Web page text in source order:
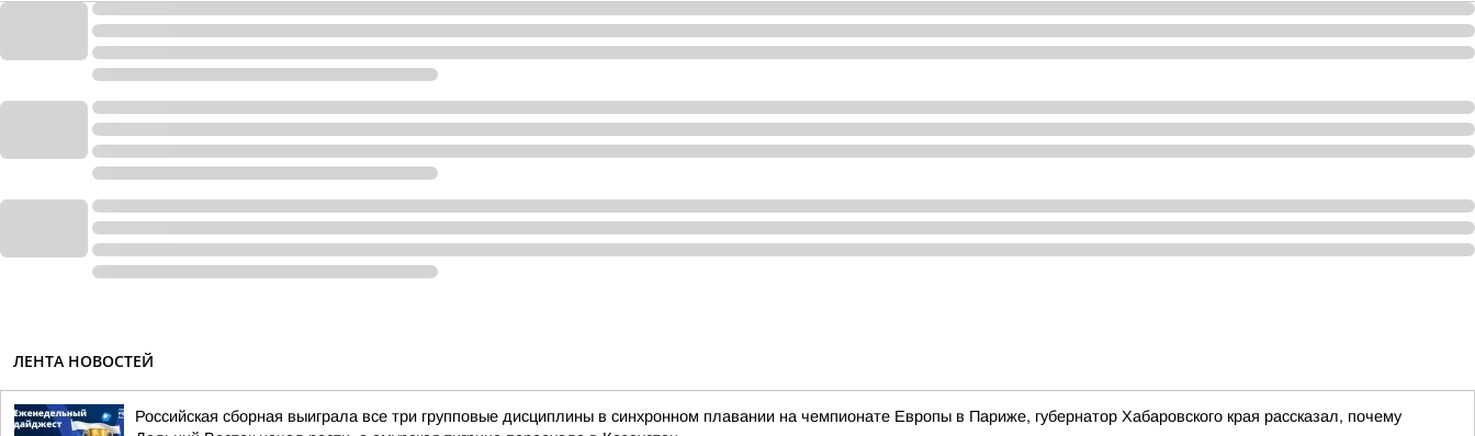
ЛЕНТА НОВОСТЕЙ
Российская сборная выиграла все три групповые дисциплины в синхронном плавании на чемпионате Европы в Париже, губернатор Хабаровского края рассказал, почему